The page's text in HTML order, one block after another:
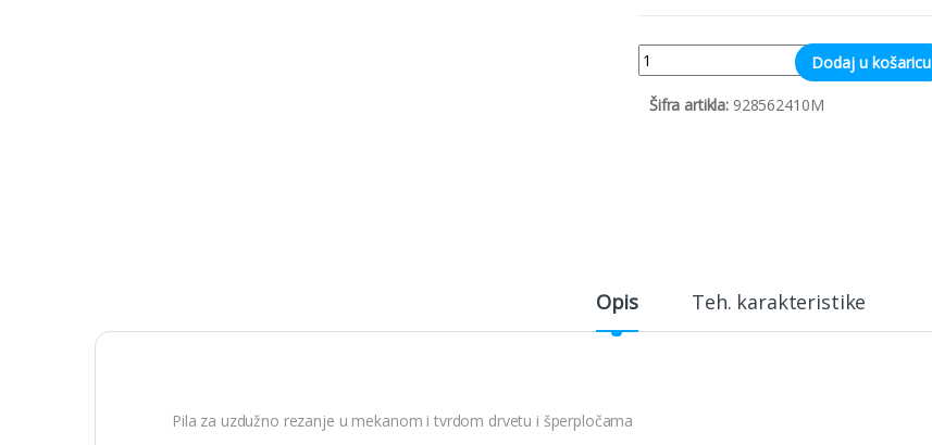
Quantity Dodaj u košaricu
Šifra artikla: 928562410M
Opis Teh. karakteristike
Pila za uzdužno rezanje u mekanom i tvrdom drvetu i šperpločama